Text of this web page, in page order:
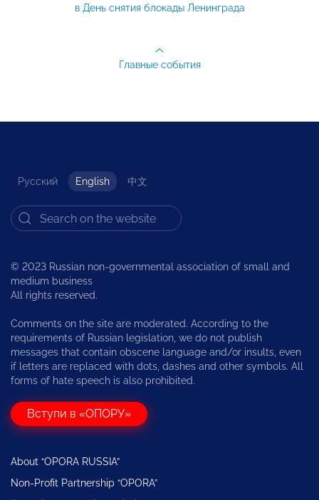
в День снятия блокады Ленинграда
Главные события
Русский English 中文
© 2023 Russian non-governmental association of small and
medium business
All rights reserved.
Comments on the site are moderated. According to the
requirements of Russian legislation, we do not publish
messages that contain obscene language and/or insults, even
if letters are replaced with dots, dashes and other symbols. All
forms of hate speech is also prohibited.
Вступи в «ОПОРУ»
About “OPORA RUSSIA”
Non-Profit Partnership “OPORA”